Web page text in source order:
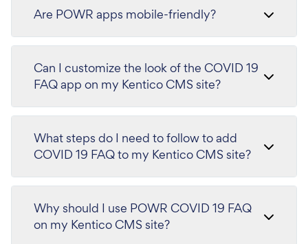
Are POWR apps mobile-friendly?
Can I customize the look of the COVID 19
FAQ app on my Kentico CMS site?
What steps do I need to follow to add
COVID 19 FAQ to my Kentico CMS site?
Why should I use POWR COVID 19 FAQ
on my Kentico CMS site?